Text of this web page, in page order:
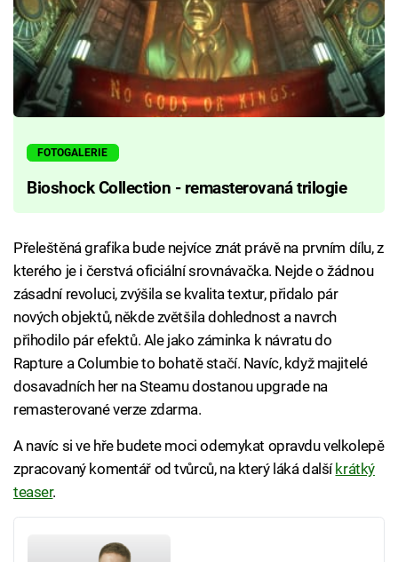
FOTOGALERIE
Bioshock Collection - remasterovaná trilogie
Přeleštěná grafika bude nejvíce znát právě na prvním dílu, z
kterého je i čerstvá oficiální srovnávačka. Nejde o žádnou
zásadní revoluci, zvýšila se kvalita textur, přidalo pár
nových objektů, někde zvětšila dohlednost a navrch
přihodilo pár efektů. Ale jako záminka k návratu do
Rapture a Columbie to bohatě stačí. Navíc, když majitelé
dosavadních her na Steamu dostanou upgrade na
remasterované verze zdarma.
A navíc si ve hře budete moci odemykat opravdu velkolepě
zpracovaný komentář od tvůrců, na který láká dalšíkrátký
teaser.